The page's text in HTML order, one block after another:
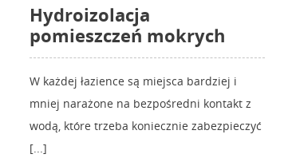
Hydroizolacja
pomieszczeń mokrych
W każdej łazience są miejsca bardziej i
mniej narażone na bezpośredni kontakt z
wodą, które trzeba koniecznie zabezpieczyć
[...]